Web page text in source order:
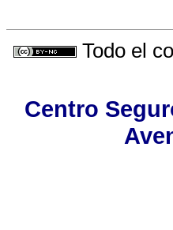
Todo el
Centro